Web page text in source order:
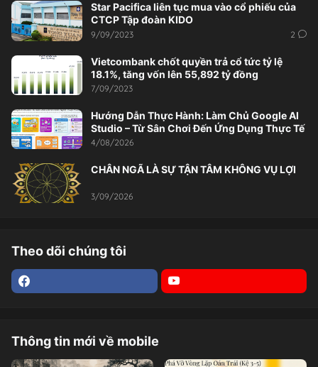
Star Pacifica liên tục mua vào cổ phiếu của
CTCP Tập đoàn KIDO
9/09/2023 2
Vietcombank chốt quyền trả cổ tức tỷ lệ
18.1%, tăng vốn lên 55,892 tỷ đồng
7/09/2023
Hướng Dẫn Thực Hành: Làm Chủ Google AI
Studio – Từ Sân Chơi Đến Ứng Dụng Thực Tế
4/08/2026
CHÂN NGÃ LÀ SỰ TẬN TÂM KHÔNG VỤ LỢI
3/09/2026
Theo dõi chúng tôi
Thông tin mới về mobile